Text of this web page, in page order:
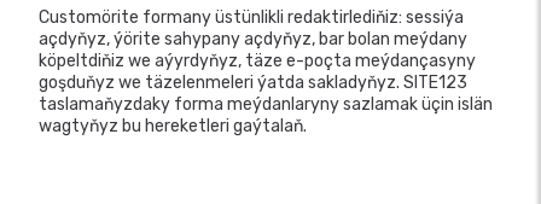
Customörite formany üstünlikli redaktirlediňiz: sessiýa
açdyňyz, ýörite sahypany açdyňyz, bar bolan meýdany
köpeltdiňiz we aýyrdyňyz, täze e-poçta meýdançasyny
goşduňyz we täzelenmeleri ýatda sakladyňyz. SITE123
taslamaňyzdaky forma meýdanlaryny sazlamak üçin islän
wagtyňyz bu hereketleri gaýtalaň.